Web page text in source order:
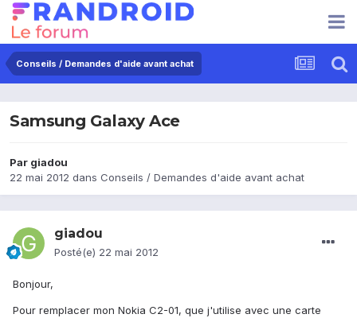
Conseils / Demandes d'aide avant achat
Samsung Galaxy Ace
Par giadou
22 mai 2012 dans Conseils / Demandes d'aide avant achat
giadou
Posté(e) 22 mai 2012
Bonjour,
Pour remplacer mon Nokia C2-01, que j'utilise avec une carte